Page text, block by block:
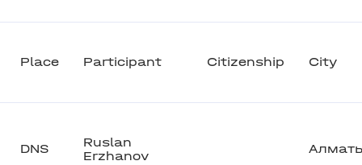
Place Participant Citizenship City
DNS
Ruslan
Erzhanov